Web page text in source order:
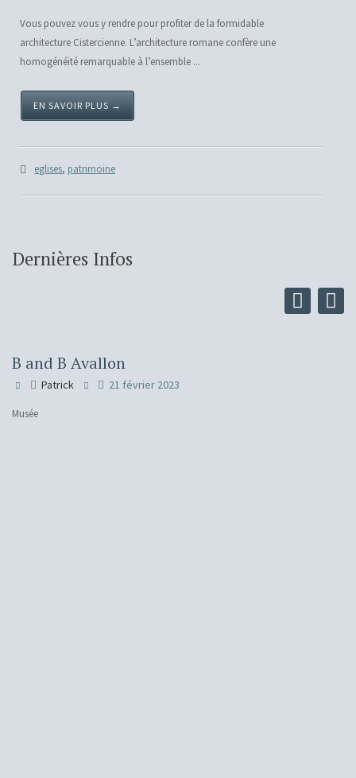
Vous pouvez vous y rendre pour profiter de la formidable
architecture Cistercienne. L’architecture romane confère une
homogénéité remarquable à l’ensemble ...
EN SAVOIR PLUS →
eglises, patrimoine
Dernières Infos
B and B Avallon
Patrick 21 février 2023
Musée